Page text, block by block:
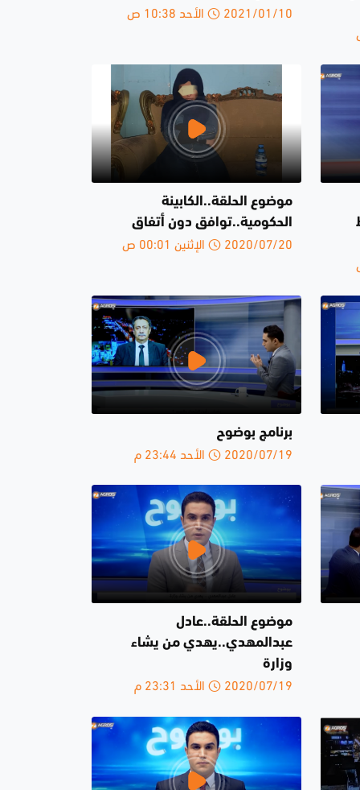
2021/01/10 الأحد 10:38 ص
موضوع الحلقة..الكابينة
الحكومية..توافق دون أتفاق
2020/07/20 الإثنين 00:01 ص
برنامج بوضوح
2020/07/19 الأحد 23:44 م
موضوع الحلقة..عادل
عبدالمهدي..يهدي من يشاء
وزارة
2020/07/19 الأحد 23:31 م